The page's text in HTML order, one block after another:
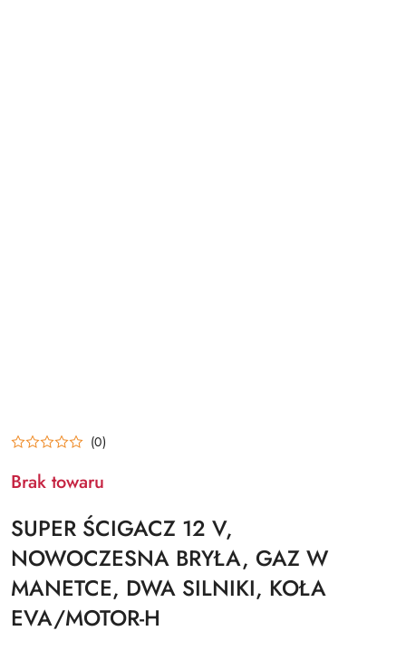
(0)
Brak towaru
SUPER ŚCIGACZ 12 V,
NOWOCZESNA BRYŁA, GAZ W
MANETCE, DWA SILNIKI, KOŁA
EVA/MOTOR-H